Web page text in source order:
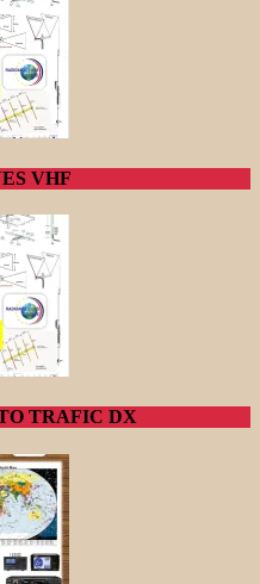
VHF
TRAFIC DX